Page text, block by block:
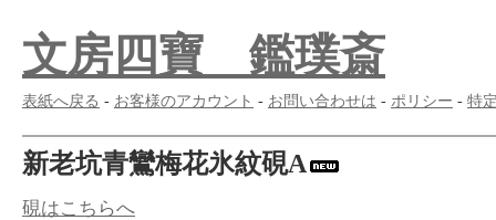
文房四寶 鑑璞斎
表紙へ戻る - お客様のアカウント - お問い合わせは - ポリシー - 特
新老坑青鸞梅花氷紋硯A
硯はこちらへ